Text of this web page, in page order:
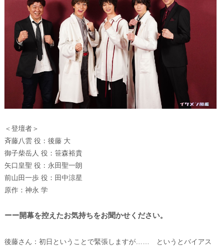
＜登壇者＞
斉藤八雲 役：後藤 大
御子柴岳人 役：笹森裕貴
矢口皇聖 役：永田聖一朗
前山田一歩 役：田中涼星
原作：神永 学
ーー開幕を控えたお気持ちをお聞かせください。
後藤さん：初日ということで緊張しますが…… というとバイアス